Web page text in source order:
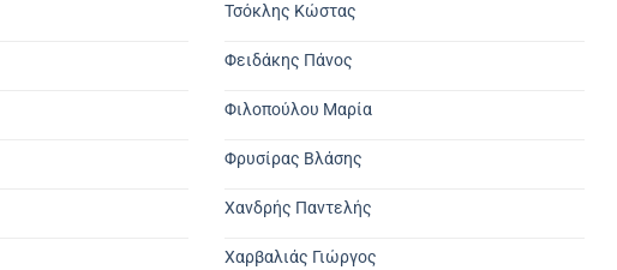
Τσόκλης Κώστας
Φειδάκης Πάνος
Φιλοπούλου Μαρία
Φρυσίρας Βλάσης
Χανδρής Παντελής
Χαρβαλιάς Γιώργος